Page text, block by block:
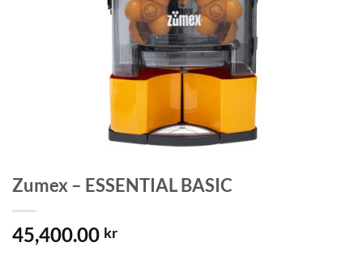
Zumex – ESSENTIAL BASIC
45,400.00 kr